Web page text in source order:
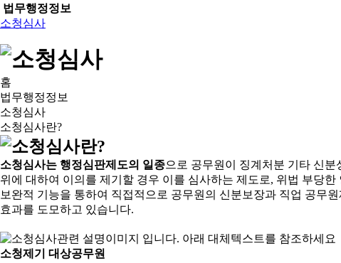
법무행정정보
소청심사
홈
법무행정정보
소청심사
소청심사란?
소청심사는 행정심판제도의 일종으로 공무원이 징계처분 기타 신
위에 대하여 이의를 제기할 경우 이를 심사하는 제도로, 위법 부당
보완적 기능을 통하여 직접적으로 공무원의 신분보장과 직업 공무
효과를 도모하고 있습니다.
소청제기 대상공무원